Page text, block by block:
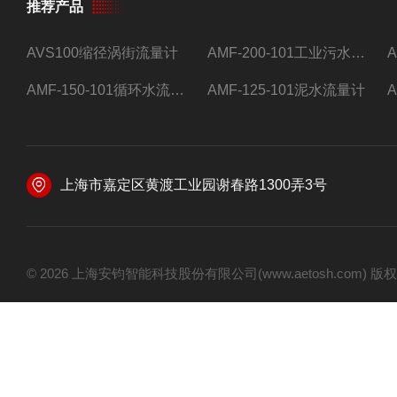
推荐产品
AVS100缩径涡街流量计 AMF-200-101工业污水流量计
AMF-150-101循环水流量计,电磁流量计 AMF-125-101泥水流量计
上海市嘉定区黄渡工业园谢春路1300弄3号
© 2026 上海安钧智能科技股份有限公司(www.aetosh.com) 版